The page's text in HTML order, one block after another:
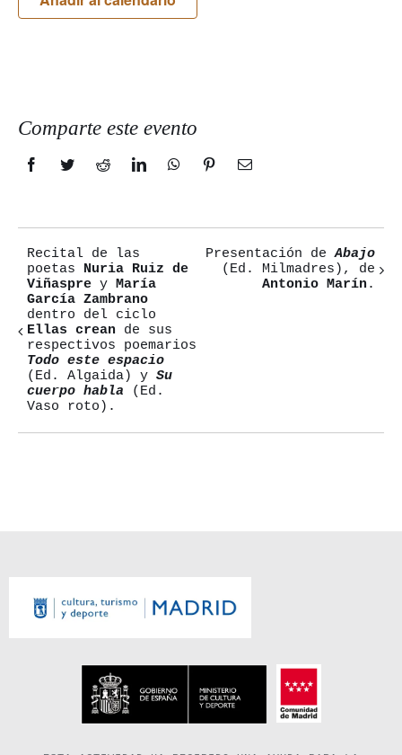
Comparte este evento
FacebookTwitterRedditLinkedInWhatsAppPinterestCorreo
Navegación
del
Evento
Recital de las
poetas Nuria Ruiz de
Viñaspre y María
García Zambrano
dentro del ciclo
Ellas crean de sus
respectivos poemarios
Todo este espacio
(Ed. Algaida) y Su
cuerpo habla (Ed.
Vaso roto).
Presentación deAbajo
(Ed. Milmadres), de
Antonio Marín .